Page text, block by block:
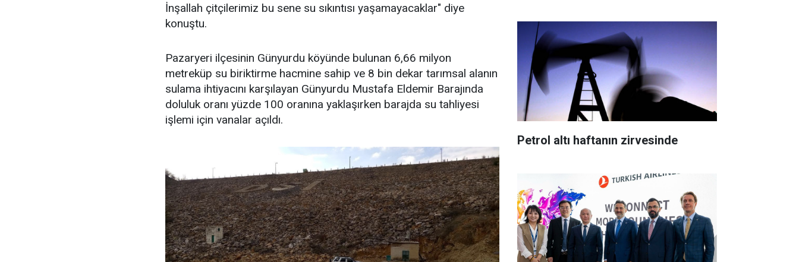
İnşallah çitçilerimiz bu sene su sıkıntısı yaşamayacaklar" diye
konuştu.
Pazaryeri ilçesinin Günyurdu köyünde bulunan 6,66 milyon
metreküp su biriktirme hacmine sahip ve 8 bin dekar tarımsal alanın
sulama ihtiyacını karşılayan Günyurdu Mustafa Eldemir Barajında
doluluk oranı yüzde 100 oranına yaklaşırken barajda su tahliyesi
işlemi için vanalar açıldı.
Petrol altı haftanın zirvesinde